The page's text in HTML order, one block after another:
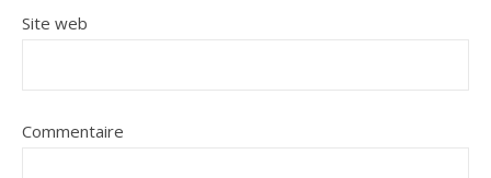
Site web
Commentaire